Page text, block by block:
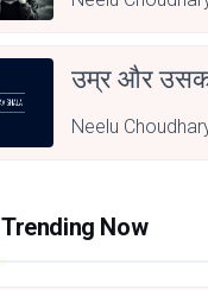
उम्र और
Neelu
Trending Now